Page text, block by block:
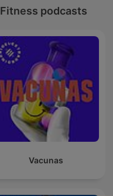
podcasts
Vacunas